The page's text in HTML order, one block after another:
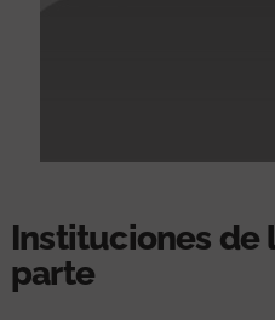
Instituciones de
parte